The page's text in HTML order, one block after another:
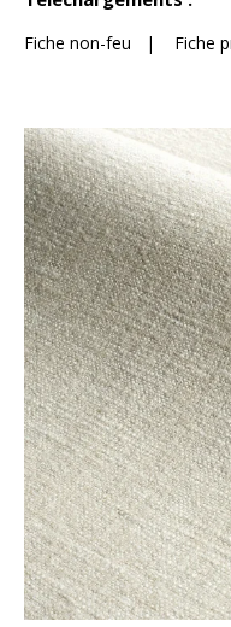
Fiche non-feu | Fiche